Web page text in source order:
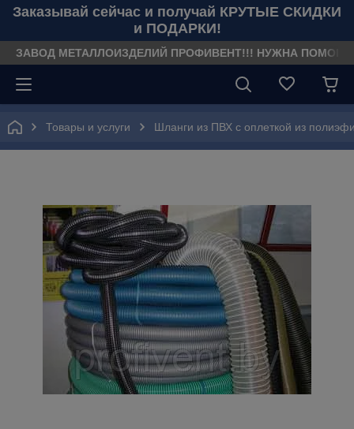
Заказывай сейчас и получай КРУТЫЕ СКИДКИ
и ПОДАРКИ!
ЗАВОД МЕТАЛЛОИЗДЕЛИЙ ПРОФИВЕНТ!!! НУЖНА
Товары и услуги Шланги из ПВХ с оплеткой из